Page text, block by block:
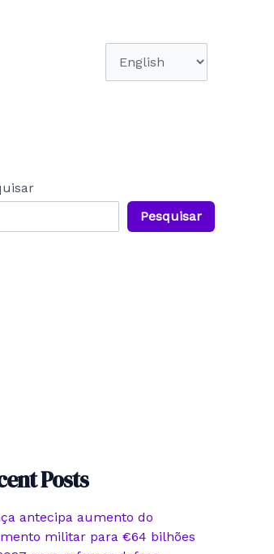
Pesquisar
Posts
antecipa aumento do
militar para €64 bilhões